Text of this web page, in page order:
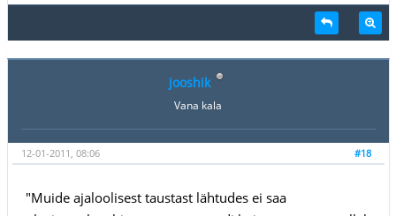
jooshik
Vana kala
#18
12-01-2011, 08:06
"Muide ajaloolisest taustast lähtudes ei saa